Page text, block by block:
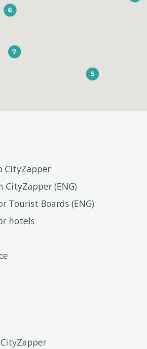
CityZapper
CityZapper (ENG)
Tourist Boards (ENG)
hotels